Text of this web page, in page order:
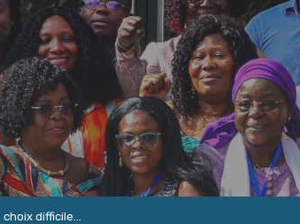
difficile...